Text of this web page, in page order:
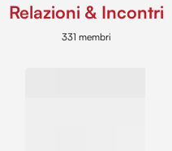
Relazioni & Incontri
331 membri